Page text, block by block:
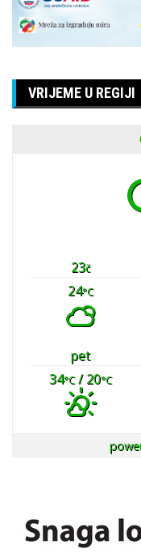
VRIJEME U REGIJI
23č
24°C
pet
34°C/ 20°C